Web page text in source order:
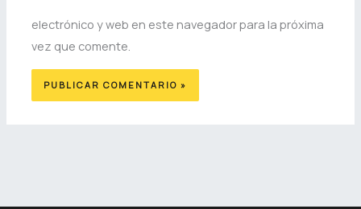
electrónico y web en este navegador para la próxima
vez que comente.